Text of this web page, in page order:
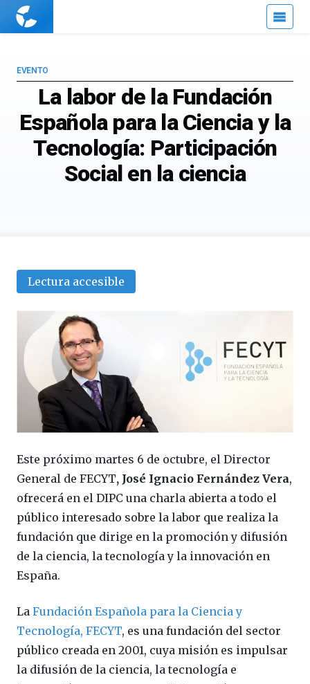
Cuaderno
La labor de la Fundación
Española para la Ciencia y la
Tecnología: Participación
Social en la ciencia
EVENTO
Lectura accesible
Este próximo martes 6 de octubre, el Director
General de FECYT, José Ignacio Fernández Vera,
ofrecerá en el DIPC una charla abierta a todo el
público interesado sobre la labor que realiza la
fundación que dirige en la promoción y difusión
de la ciencia, la tecnología y la innovación en
España.
La Fundación Española para la Ciencia y
Tecnología, FECYT, es una fundación del sector
público creada en 2001, cuya misión es impulsar
la difusión de la ciencia, la tecnología e